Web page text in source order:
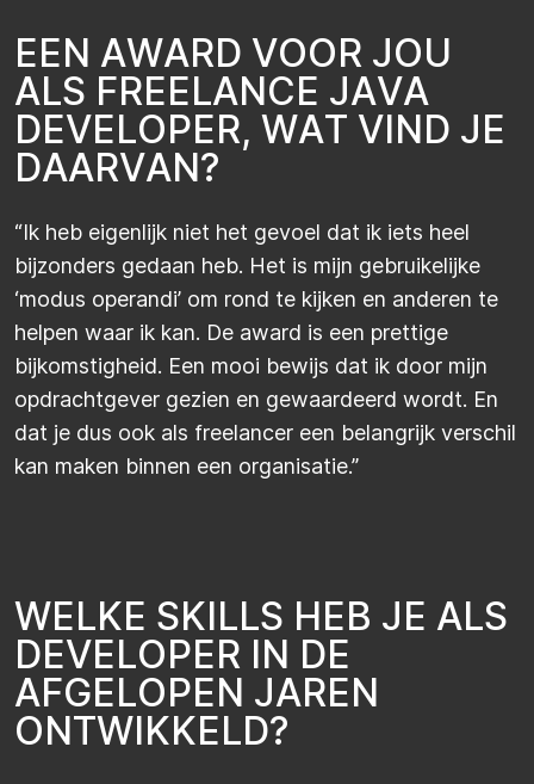
EEN AWARD VOOR JOU
ALS FREELANCE JAVA
DEVELOPER, WAT VIND JE
DAARVAN?
“Ik heb eigenlijk niet het gevoel dat ik iets heel
bijzonders gedaan heb. Het is mijn gebruikelijke
‘modus operandi’ om rond te kijken en anderen te
helpen waar ik kan. De award is een prettige
bijkomstigheid. Een mooi bewijs dat ik door mijn
opdrachtgever gezien en gewaardeerd wordt. En
dat je dus ook als freelancer een belangrijk verschil
kan maken binnen een organisatie.”
WELKE SKILLS HEB JE ALS
DEVELOPER IN DE
AFGELOPEN JAREN
ONTWIKKELD?